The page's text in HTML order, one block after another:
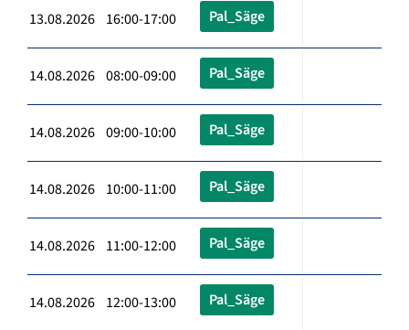
13.08.2026 16:00-17:00 Pal_Säge
14.08.2026 08:00-09:00 Pal_Säge
14.08.2026 09:00-10:00 Pal_Säge
14.08.2026 10:00-11:00 Pal_Säge
14.08.2026 11:00-12:00 Pal_Säge
14.08.2026 12:00-13:00 Pal_Säge